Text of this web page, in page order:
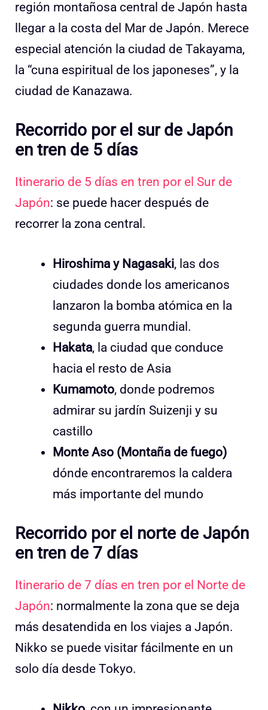
región montañosa central de Japón hasta
llegar a la costa del Mar de Japón. Merece
especial atención la ciudad de Takayama,
la “cuna espiritual de los japoneses”, y la
ciudad de Kanazawa.
Recorrido por el sur de Japón
en tren de 5 días
Itinerario de 5 días en tren por el Sur de
Japón: se puede hacer después de
recorrer la zona central.
Hiroshima y Nagasaki, las dos
ciudades donde los americanos
lanzaron la bomba atómica en la
segunda guerra mundial.
Hakata, la ciudad que conduce
hacia el resto de Asia
Kumamoto, donde podremos
admirar su jardín Suizenji y su
castillo
Monte Aso (Montaña de fuego)
dónde encontraremos la caldera
más importante del mundo
Recorrido por el norte de Japón
en tren de 7 días
Itinerario de 7 días en tren por el Norte de
Japón: normalmente la zona que se deja
más desatendida en los viajes a Japón.
Nikko se puede visitar fácilmente en un
solo día desde Tokyo.